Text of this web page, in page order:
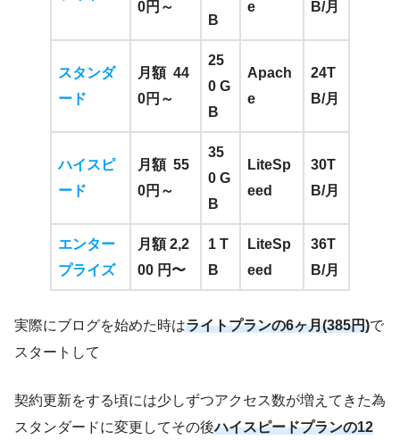
0円～
B
e B/月
スタンダ
ード
月額 44
0円～
25
0 G
B
Apach
e
24T
B/月
ハイスピ
ード
月額 55
0円～
35
0 G
B
LiteSp
eed
30T
B/月
エンター
プライズ
月額 2,2
00 円〜
1 T
B
LiteSp
eed
36T
B/月
実際にブログを始めた時はライトプランの6ヶ月(385円)で
スタートして
契約更新をする頃には少しずつアクセス数が増えてきた為
スタンダードに変更してその後ハイスピードプランの12